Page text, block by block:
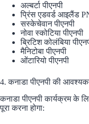
अल्बर्टा पीएनपी
प्रिंस एडवर्ड आइलैंड
सस्केचेवान पीएनपी
नोवा स्कोटिया पीएनपी
ब्रिटिश कोलंबिया
मैनिटोबा पीएनपी
ओंटारियो पीएनपी
4. कनाडा पीएनपी की
कनाडा पीएनपी कार्यक्रम के
पूरा करना होगा: